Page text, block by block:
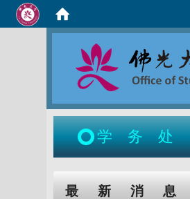
学务处
最新消息